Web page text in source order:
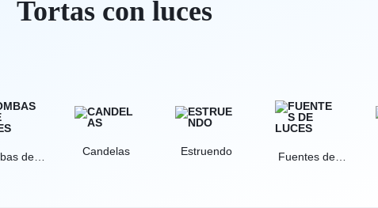
Tortas con luces
de
Candelas Estruendo
Fuentes de